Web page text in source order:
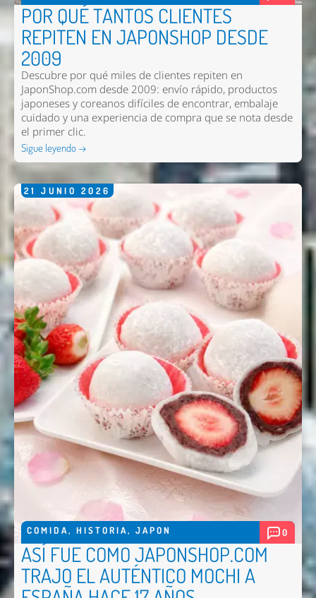
POR QUÉ TANTOS CLIENTES
REPITEN EN JAPONSHOP DESDE
2009
Descubre por qué miles de clientes repiten en
JaponShop.com desde 2009: envío rápido, productos
japoneses y coreanos difíciles de encontrar, embalaje
cuidado y una experiencia de compra que se nota desde
el primer clic.
Sigue leyendo →
21 JUNIO 2026
COMIDA, HISTORIA, JAPON 0
ASÍ FUE COMO JAPONSHOP.COM
TRAJO EL AUTÉNTICO MOCHI A